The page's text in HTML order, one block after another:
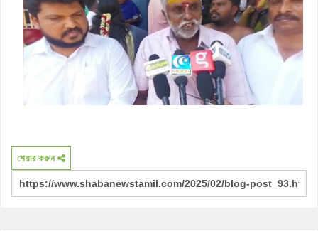
শেয়ার করুন